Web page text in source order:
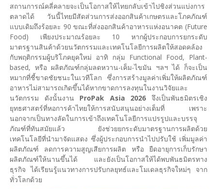
สถานการณ์คลี่คลายจะเป็นโอกาสให้ไทยกลับเข้าไปชิงส่วนแบ่งการ
ตลาดได้ วันนี้ไทยมีสัดส่วนการส่งออกสินค้าเกษตรและโภคภัณฑ์
แบบเดิมถึงร้อยละ 90 ขณะที่ส่งออกสินค้าอาหารแห่งอนาคต (Future
Food) เพียงประมาณร้อยละ 10 หากผู้ประกอบการยกระดับ
มาตรฐานสินค้าด้วยนวัตกรรมและเทคโนโลยีการผลิตให้สอดคล้อง
กับพฤติกรรมผู้บริโภคยุคใหม่ อาทิ กลุ่ม Functional Food, Plant-
based, หรือ ผลิตภัณฑ์กลุ่มลดหวาน-เค็ม-ไขมัน ฯลฯ ได้ ก็จะเป็น
หมากที่ชี้ขาดชัยชนะในเวทีโลก ซึ่งการสร้างมูลค่าเพิ่มให้ผลิตภัณฑ์
อาหารไม่สามารถเกิดขึ้นได้หากขาดการลงทุนในงานวิจัยและ
นวัตกรรม ดังนั้นงาน ProPak Asia 2026จึงเป็นพันธมิตรเชิง
ยุทธศาสตร์ที่หอการค้าไทยให้การสนับสนุนอย่างเต็มที่ เพราะ
นอกจากเป็นทางลัดในการเข้าถึงเทคโนโลยีการแปรรูปและบรรจุ
ภัณฑ์ที่ทันสมัยแล้ว ยังช่วยยกระดับมาตรฐานการผลิตด้วย
เทคโนโลยีที่นำมาจัดแสดง ซึ่งผู้ประกอบการนำไปปรับใช้ เพิ่มมูลค่า
ผลิตภัณฑ์ ลดการความสูญเสียการผลิต หรือ ยืดอายุการเก็บรักษา
ผลิตภัณฑ์ให้นานขึ้นได้ และยังเป็นโอกาสให้ได้พบพันธมิตรทาง
ธุรกิจ ได้เรียนรู้แนวทางการปรับกลยุทธ์และโมเดลธุรกิจใหม่ๆ จาก
ทั่วโลกด้วย